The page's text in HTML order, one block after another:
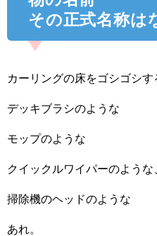
その正式名称は
カーリングの床をゴシゴシす
デッキブラシのような
モップのような
クイックルワイパーのような
掃除機のヘッドのような
あれ。